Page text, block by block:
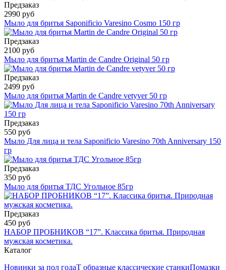
Предзаказ
2990 руб
Мыло для бритья Saponificio Varesino Cosmo 150 гр
Предзаказ
2100 руб
Мыло для бритья Martin de Candre Original 50 гр
Предзаказ
2499 руб
Мыло для бритья Martin de Candre vetyver 50 гр
Предзаказ
550 руб
Мыло Для лица и тела Saponificio Varesino 70th Anniversary 150
гр
Предзаказ
350 руб
Мыло для бритья ТДС Угольное 85гр
Предзаказ
450 руб
НАБОР ПРОБНИКОВ “17”. Классика бритья. Природная
мужская косметика.
Каталог
Новинки за пол годаТ образные классические станкиПомазки